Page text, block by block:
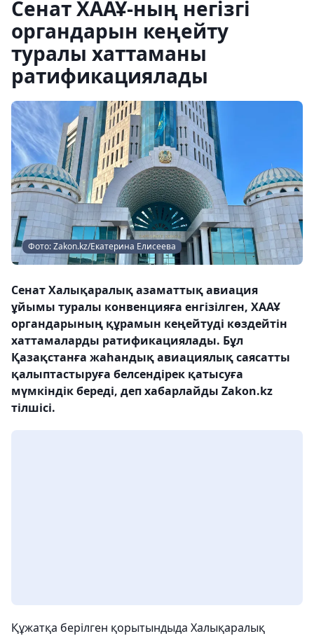
Сенат ХААҰ-ның негізгі
органдарын кеңейту
туралы хаттаманы
ратификациялады
Фото: Zakon.kz/Екатерина Елисеева
Сенат Халықаралық азаматтық авиация
ұйымы туралы конвенцияға енгізілген, ХААҰ
органдарының құрамын кеңейтуді көздейтін
хаттамаларды ратификациялады. Бұл
Қазақстанға жаһандық авиациялық саясатты
қалыптастыруға белсендірек қатысуға
мүмкіндік береді, деп хабарлайды Zakon.kz
тілшісі.
Құжатқа берілген қорытындыда Халықаралық